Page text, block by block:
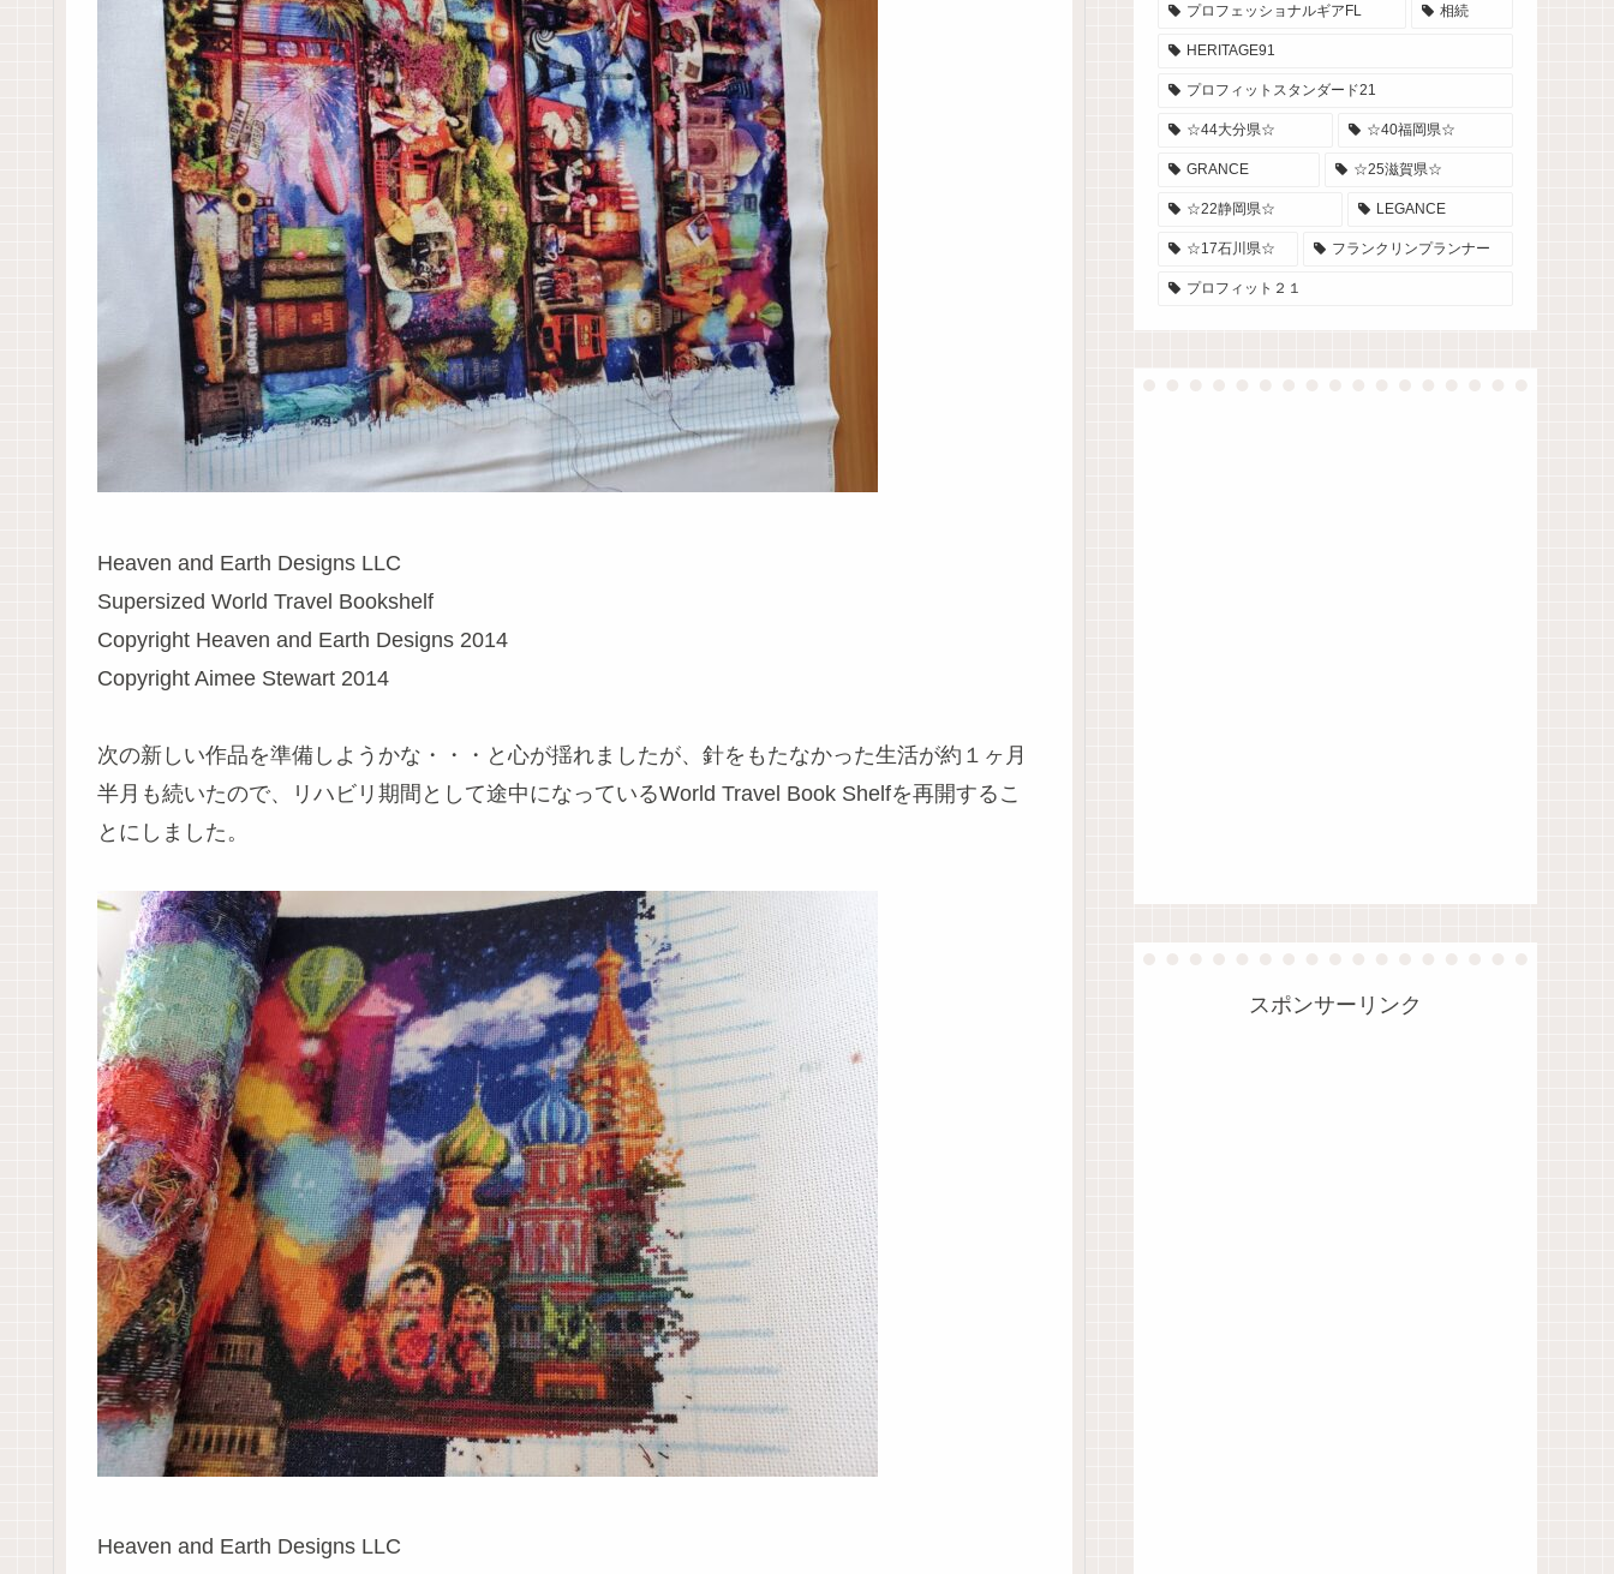
Heaven and Earth Designs LLC
Supersized World Travel Bookshelf
Copyright Heaven and Earth Designs 2014
Copyright Aimee Stewart 2014
次の新しい作品を準備しようかな・・・と心が揺れましたが、針をもたなかった生活が約１ヶ月
半月も続いたので、リハビリ期間として途中になっているWorld Travel Book Shelfを再開するこ
とにしました。
Heaven and Earth Designs LLC
プロフェッショナルギアFL 相続
HERITAGE91
プロフィットスタンダード21
☆44大分県☆ ☆40福岡県☆
GRANCE ☆25滋賀県☆
☆22静岡県☆ LEGANCE
☆17石川県☆ フランクリンプランナー
プロフィット２１
スポンサーリンク